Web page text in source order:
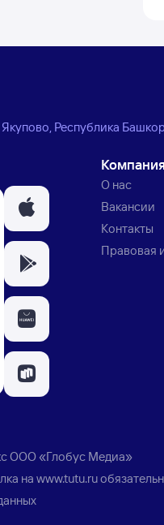
Якупово, Республика
Компания
О нас
Вакансии
Контакты
Правовая
ООО «Глобус Медиа»
на www.tutu.ru